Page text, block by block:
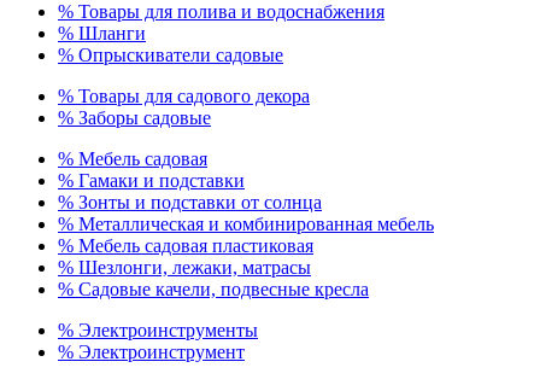
% Товары для полива и водоснабжения
% Шланги
% Опрыскиватели садовые
% Товары для садового декора
% Заборы садовые
% Мебель садовая
% Гамаки и подставки
% Зонты и подставки от солнца
% Металлическая и комбинированная мебель
% Мебель садовая пластиковая
% Шезлонги, лежаки, матрасы
% Садовые качели, подвесные кресла
% Электроинструменты
% Электроинструмент